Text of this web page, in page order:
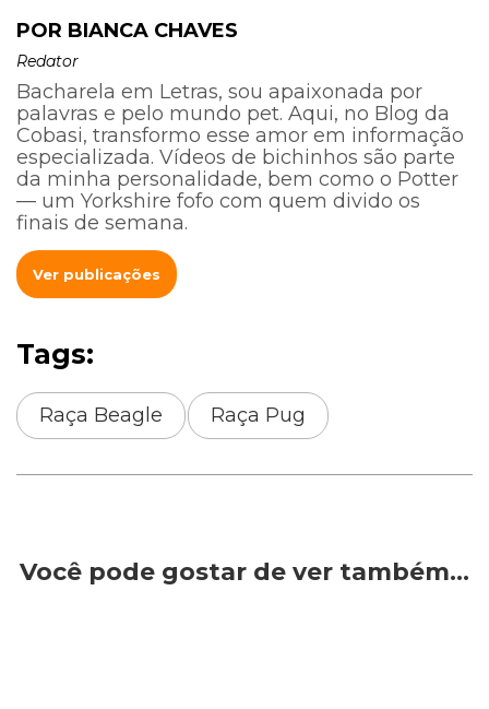
POR BIANCA CHAVES
Redator
Bacharela em Letras, sou apaixonada por
palavras e pelo mundo pet. Aqui, no Blog da
Cobasi, transformo esse amor em informação
especializada. Vídeos de bichinhos são parte
da minha personalidade, bem como o Potter
— um Yorkshire fofo com quem divido os
finais de semana.
Ver publicações
Tags:
Raça Beagle Raça Pug
Você pode gostar de ver também…